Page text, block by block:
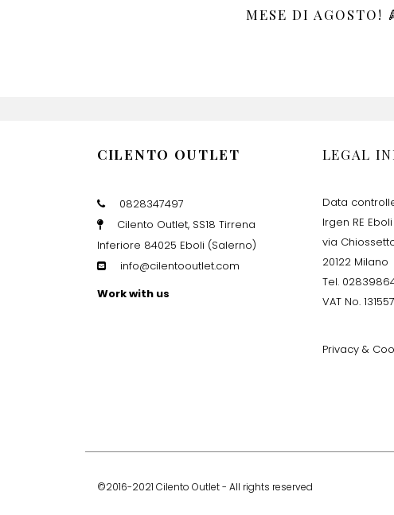
MESE DI AGOSTO!
CILENTO OUTLET
0828347497
Cilento Outlet, SS18 Tirrena
Inferiore 84025 Eboli (Salerno)
info@cilentooutlet.com
Work with us
LEGAL
Data
Irgen RE
via
20122 Milano
Tel.
VAT No.
Privacy &
©2016-2021 Cilento Outlet - All rights reserved